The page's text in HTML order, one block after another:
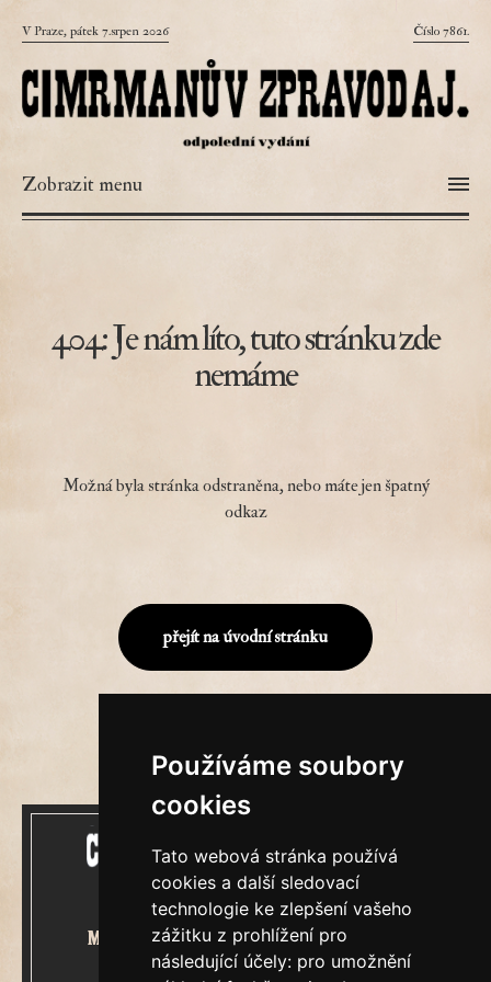
Používáme soubory
cookies
Tato webová stránka používá
cookies a další sledovací
technologie ke zlepšení vašeho
zážitku z prohlížení pro
následující účely: pro umožnění
V Praze, pátek 7.srpen 2026 Číslo 7861.
Zobrazit menu
404: Je nám líto, tuto stránku zde
nemáme
Možná byla stránka odstraněna, nebo máte jen špatný
odkaz
přejít na úvodní stránku
Mecenášem Cimrmanova Zpravodaje
je společnost